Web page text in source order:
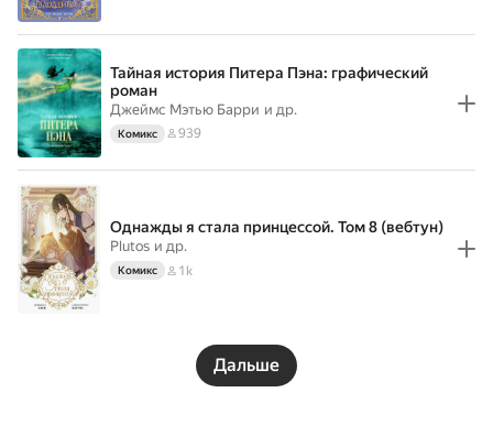
Тайная история Питера Пэна: графический
роман
Джеймс Мэтью Барри и др.
Комикс 939
Однажды я стала принцессой. Том 8 (вебтун)
Plutos и др.
Комикс 1k
Дальше